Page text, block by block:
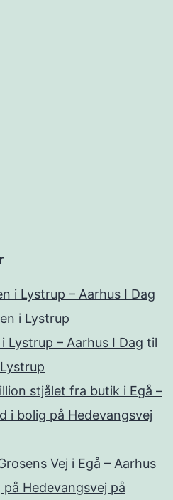
i Lystrup – Aarhus I Dag
i Lystrup
Lystrup – Aarhus I Dag til
stjålet fra butik i Egå –
i bolig på Hedevangsvej
Vej i Egå – Aarhus
Hedevangsvej på